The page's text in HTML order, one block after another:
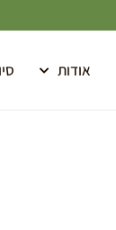
אודות